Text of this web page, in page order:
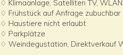
♢ Klimaanlage, Satelliten TV,
♢ Frühstück auf Anfrage zubuchbar
♢ Haustiere nicht erlaubt
♢ Parkplätze
♢ Weindegustation, Direktverkauf